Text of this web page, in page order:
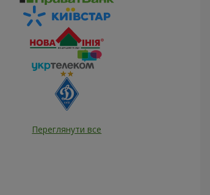
Переглянути все